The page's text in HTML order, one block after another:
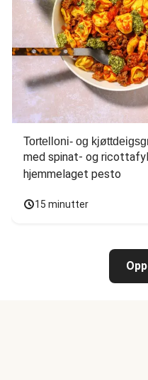
Tortelloni- og
med spinat- og
hjemmelaget pesto
15 minutter